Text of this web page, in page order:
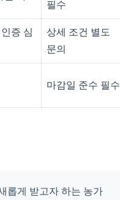
필수
증 심
상세 조건 별도
문의
마감일 준수 필수
롭게 받고자 하는 농가